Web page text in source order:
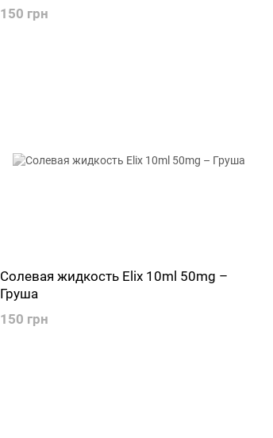
150 грн
Солевая жидкость Elix 10ml 50mg –
Груша
150 грн